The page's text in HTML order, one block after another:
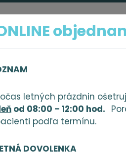
PONÚKANÉ SLUŽBY VYBAVENIE
letných prázdnin
od 08:00 – 12:00 hod.
podľa termínu.
DOVOLENKA